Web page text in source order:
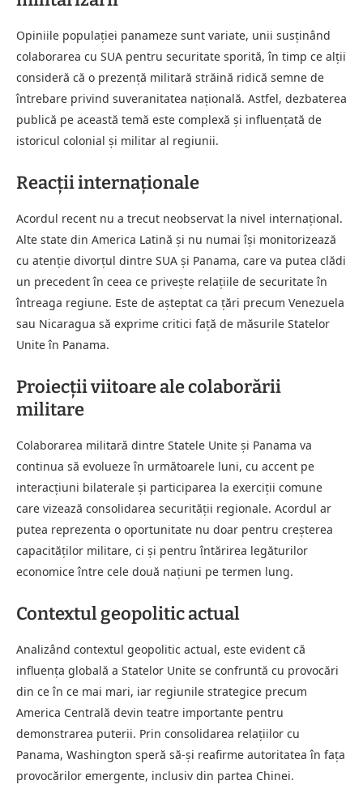
Opiniile populației panameze sunt variate, unii susținând
colaborarea cu SUA pentru securitate sporită, în timp ce alții
consideră că o prezență militară străină ridică semne de
întrebare privind suveranitatea națională. Astfel, dezbaterea
publică pe această temă este complexă și influențată de
istoricul colonial și militar al regiunii.
Reacții internaționale
Acordul recent nu a trecut neobservat la nivel internațional.
Alte state din America Latină și nu numai își monitorizează
cu atenție divorțul dintre SUA și Panama, care va putea clădi
un precedent în ceea ce privește relațiile de securitate în
întreaga regiune. Este de așteptat ca țări precum Venezuela
sau Nicaragua să exprime critici față de măsurile Statelor
Unite în Panama.
Proiecții viitoare ale colaborării
militare
Colaborarea militară dintre Statele Unite și Panama va
continua să evolueze în următoarele luni, cu accent pe
interacțiuni bilaterale și participarea la exerciții comune
care vizează consolidarea securității regionale. Acordul ar
putea reprezenta o oportunitate nu doar pentru creșterea
capacităților militare, ci și pentru întărirea legăturilor
economice între cele două națiuni pe termen lung.
Contextul geopolitic actual
Analizând contextul geopolitic actual, este evident că
influența globală a Statelor Unite se confruntă cu provocări
din ce în ce mai mari, iar regiunile strategice precum
America Centrală devin teatre importante pentru
demonstrarea puterii. Prin consolidarea relațiilor cu
Panama, Washington speră să-și reafirme autoritatea în fața
provocărilor emergente, inclusiv din partea Chinei.